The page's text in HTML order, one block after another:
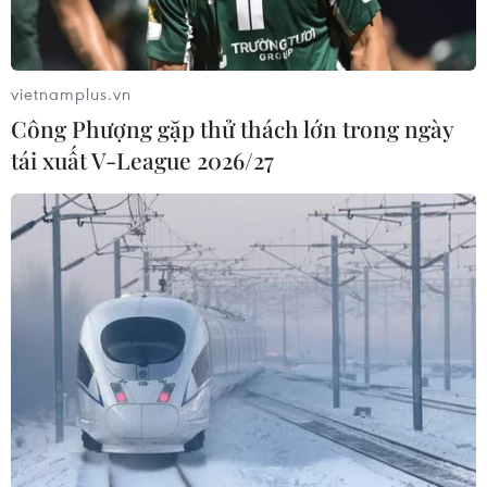
trên Biển Đỏ
05/08/2026 15:29
Israel và Liban không đạt tiến triển
trong ngày đàm phán đầu tiên
05/08/2026 15:01
Xung đột tại Trung Đông: Tàu hàng
Ấn Độ bị đánh chìm trên Biển Đỏ
05/08/2026 04:40
Israel phát triển xét nghiệm máu đơn
giản giúp phát hiện sớm ung thư
phổi
vietnamplus.vn
Công Phượng gặp thử thách lớn trong ngày
tái xuất V-League 2026/27